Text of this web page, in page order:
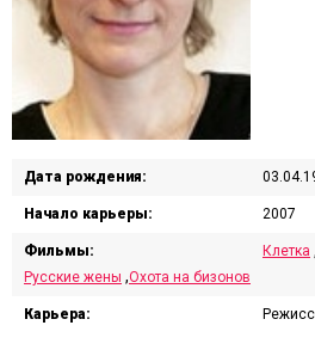
Дата рождения:
Начало карьеры: 2007
Фильмы: Клетка
Русские жены ,Охота на бизонов
Карьера: